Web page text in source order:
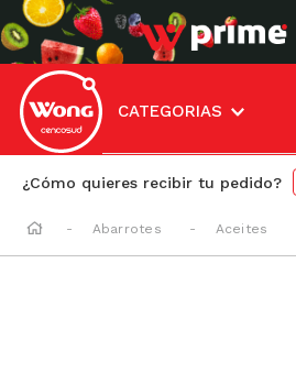
CATEGORIAS
¿Cómo quieres recibir tu pedido?
Abarrotes Aceites